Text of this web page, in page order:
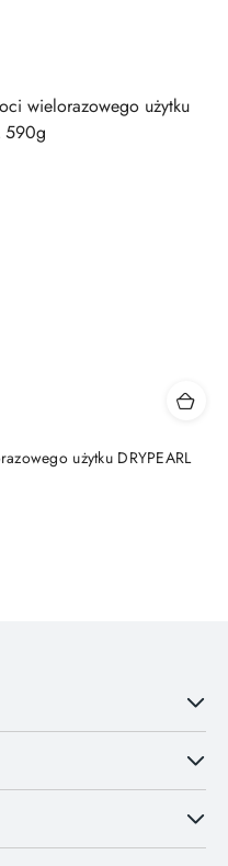
użytku DRYPEARL